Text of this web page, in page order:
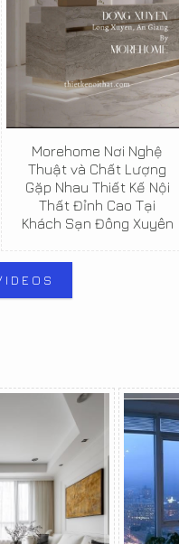
Morehome Nơi Nghệ
Thuật và Chất Lượng
Gặp Nhau Thiết Kế Nội
Thất Đỉnh Cao Tại
Khách Sạn Đông Xuyên